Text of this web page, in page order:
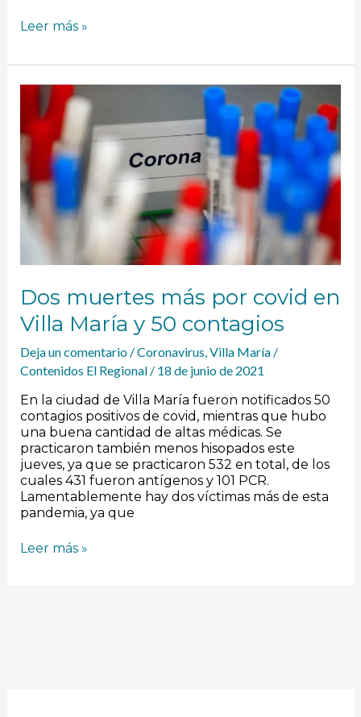
Leer más »
Dos muertes más por covid en
Villa María y 50 contagios
Deja un comentario /Coronavirus Villa María/
Contenidos El Regional / 18 de junio de 2021
En la ciudad de Villa María fueron notificados 50
contagios positivos de covid, mientras que hubo
una buena cantidad de altas médicas. Se
practicaron también menos hisopados este
jueves, ya que se practicaron 532 en total, de los
cuales 431 fueron antígenos y 101 PCR.
Lamentablemente hay dos víctimas más de esta
pandemia, ya que
Dos
muertes
más
por
covid
Villa
María
y
contagios
Leer más »